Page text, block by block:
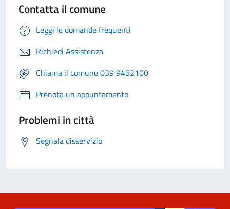
Contatta il comune
Leggi le domande frequenti
Richiedi Assistenza
Chiama il comune 039 9452100
Prenota un appuntamento
Problemi in città
Segnala disservizio